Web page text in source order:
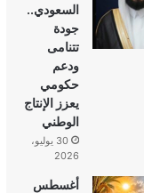
السعودي..
جودة
تتنامى
ودعم
حكومي
يعزز الإنتاج
الوطني
30 يوليو،
2026
أغسطس